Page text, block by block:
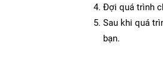
Đợi quá trình
Sau khi quá
bạn.